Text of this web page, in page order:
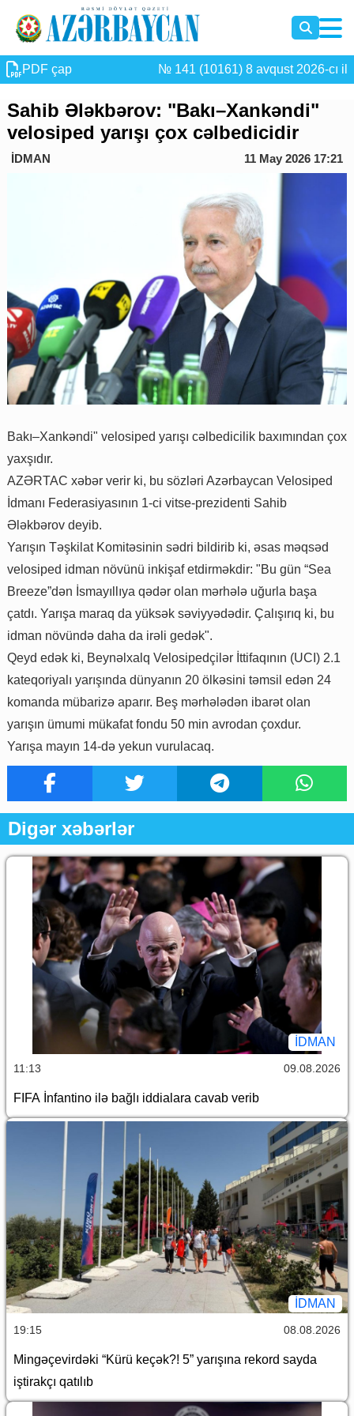
PDF çap № 141 (10161) 8 avqust 2026-cı il
Sahib Ələkbərov: "Bakı–Xankəndi"
velosiped yarışı çox cəlbedicidir
İDMAN 11 May 2026 17:21
Bakı–Xankəndi" velosiped yarışı cəlbedicilik baxımından çox
yaxşıdır.
AZƏRTAC xəbər verir ki, bu sözləri Azərbaycan Velosiped
İdmanı Federasiyasının 1-ci vitse-prezidenti Sahib
Ələkbərov deyib.
Yarışın Təşkilat Komitəsinin sədri bildirib ki, əsas məqsəd
velosiped idman növünü inkişaf etdirməkdir: "Bu gün “Sea
Breeze”dən İsmayıllıya qədər olan mərhələ uğurla başa
çatdı. Yarışa maraq da yüksək səviyyədədir. Çalışırıq ki, bu
idman növündə daha da irəli gedək".
Qeyd edək ki, Beynəlxalq Velosipedçilər İttifaqının (UCI) 2.1
kateqoriyalı yarışında dünyanın 20 ölkəsini təmsil edən 24
komanda mübarizə aparır. Beş mərhələdən ibarət olan
yarışın ümumi mükafat fondu 50 min avrodan çoxdur.
Yarışa mayın 14-də yekun vurulacaq.
Digər xəbərlər
İDMAN
11:13 09.08.2026
FIFA İnfantino ilə bağlı iddialara cavab verib
İDMAN
19:15 08.08.2026
Mingəçevirdəki “Kürü keçək?! 5” yarışına rekord sayda
iştirakçı qatılıb